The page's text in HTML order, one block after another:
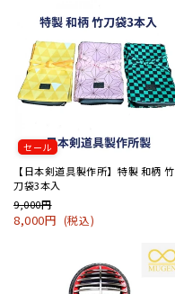
セール
【日本剣道具製作所】特製 和柄 竹
刀袋3本入
9,000円
8,000円 (税込)